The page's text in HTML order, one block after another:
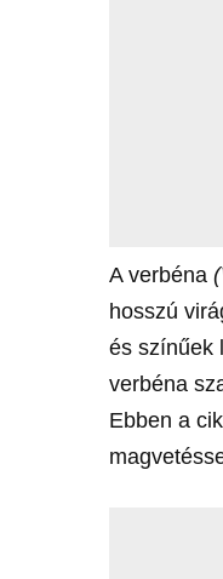
A verbéna
hosszú
és színűek
verbéna
Ebben a